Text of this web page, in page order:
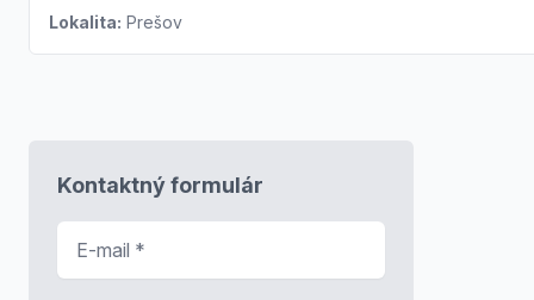
Lokalita: Prešov
Kontaktný formulár